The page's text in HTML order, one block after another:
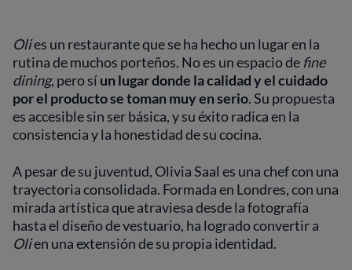
Olies un restaurante que se ha hecho un lugar en la
rutina de muchos porteños. No es un espacio de fine
dining, pero síun lugar donde la calidad y el cuidado
por el producto se toman muy en serio. Su propuesta
es accesible sin ser básica, y su éxito radica en la
consistencia y la honestidad de su cocina.
A pesar de su juventud, Olivia Saal es una chef con una
trayectoria consolidada. Formada en Londres, con una
mirada artística que atraviesa desde la fotografía
hasta el diseño de vestuario, ha logrado convertir a
Olien una extensión de su propia identidad.